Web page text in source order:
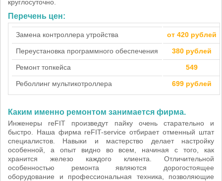
круглосуточно.
Перечень цен:
Замена контроллера утройства от 420 рублей
Переустановка программного обеспечения 380 рублей
Ремонт топкейса 549
Реболлинг мультикотроллера 699 рублей
Каким именно ремонтом занимается фирма.
Инженеры reFIT произведут пайку очень старательно и
быстро. Наша фирма reFIT-service отбирает отменный штат
специалистов. Навыки и мастерство делает настройку
особенной, а опыт видно во всем, начиная с того, как
хранится железо каждого клиента. Отличительной
особенностью ремонта являются дорогостоящее
оборудование и профессиональная техника, позволяющие